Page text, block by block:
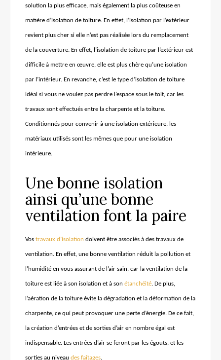
solution la plus efficace, mais également la plus coûteuse en
matière d’isolation de toiture. En effet, l’isolation par l’extérieur
revient plus cher si elle n’est pas réalisée lors du remplacement
de la couverture. En effet, l’isolation de toiture par l’extérieur est
difficile à mettre en œuvre, elle est plus chère qu’une isolation
par l’intérieur. En revanche, c’est le type d’isolation de toiture
idéal si vous ne voulez pas perdre l’espace sous le toit, car les
travaux sont effectués entre la charpente et la toiture.
Conditionnés pour convenir à une isolation extérieure, les
matériaux utilisés sont les mêmes que pour une isolation
intérieure.
Une bonne isolation
ainsi qu’une bonne
ventilation font la paire
Vos travaux d’isolation doivent être associés à des travaux de
ventilation. En effet, une bonne ventilation réduit la pollution et
l’humidité en vous assurant de l’air sain, car la ventilation de la
toiture est liée à son isolation et à son étanchéité. De plus,
l’aération de la toiture évite la dégradation et la déformation de la
charpente, ce qui peut provoquer une perte d’énergie. De ce fait,
la création d’entrées et de sorties d’air en nombre égal est
indispensable. Les entrées d’air se feront par les égouts, et les
sorties au niveau des faîtages.